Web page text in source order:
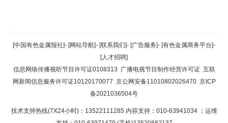
返回顶部
返回首页
[中国有色金属报社]- [网站导航]- [联系我们]- [广告服务]- [有色金属商务平台]-
[人才招聘]
信息网络传播视听节目许可证0108313 广播电视节目制作经营许可证 互联
网新闻信息服务许可证10120170077 京公网安备11010802026470 京ICP
备2021036504号
技术支持热线(7X24小时)：13522111285 内容支持：010-63941034 ；运维